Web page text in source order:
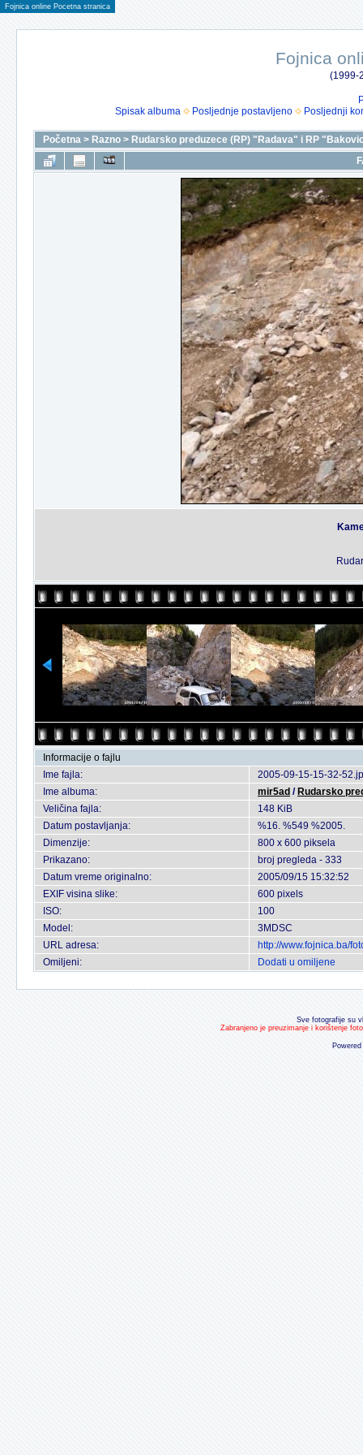
Fojnica online Pocetna stranica
Fojnica
(1999-
Spisak albuma
Posljednje postavljeno Posljednji
Početna > Razno > Rudarsko preduzece (RP) "Radava" i RP
Informacije o fajlu
Ime fajla:
2005-09-15-15-32-
Ime albuma:
mir5ad / Rudarsko
Veličina fajla:
148 KiB
Datum postavljanja:
%16. %549 %2005.
Dimenzije:
800 x 600 piksela
Prikazano:
broj pregleda - 333
Datum vreme originalno:
2005/09/15 15:32:52
EXIF visina slike:
600 pixels
ISO:
100
Model:
3MDSC
URL adresa:
http://www.fojnica.ba/
Omiljeni:
Dodati u omiljene
Sve fotografije su
Zabranjeno je preuzimanje i korištenje